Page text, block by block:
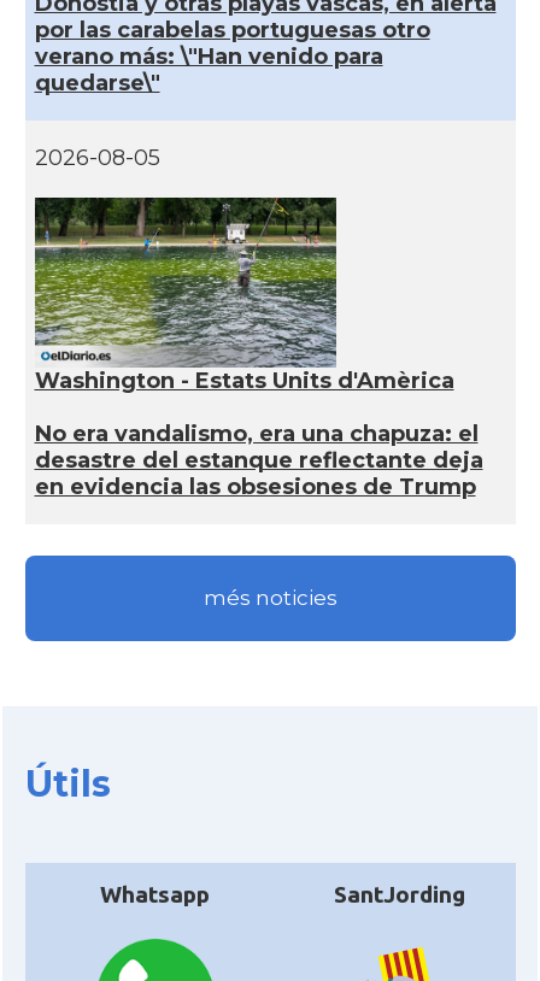
por las carabelas portuguesas otro
verano más: \"Han venido para
quedarse\"
2026-08-05
Washington - Estats Units d'Amèrica
No era vandalismo, era una chapuza: el
desastre del estanque reflectante deja
en evidencia las obsesiones de Trump
més noticies
Útils
Whatsapp SantJording